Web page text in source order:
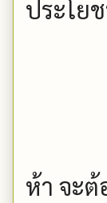
ประโย
ห้า จะ